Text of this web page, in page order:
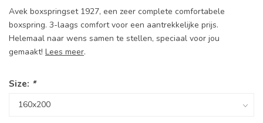
Avek boxspringset 1927, een zeer complete comfortabele
boxspring. 3-laags comfort voor een aantrekkelijke prijs.
Helemaal naar wens samen te stellen, speciaal voor jou
gemaakt! Lees meer.
Size: *